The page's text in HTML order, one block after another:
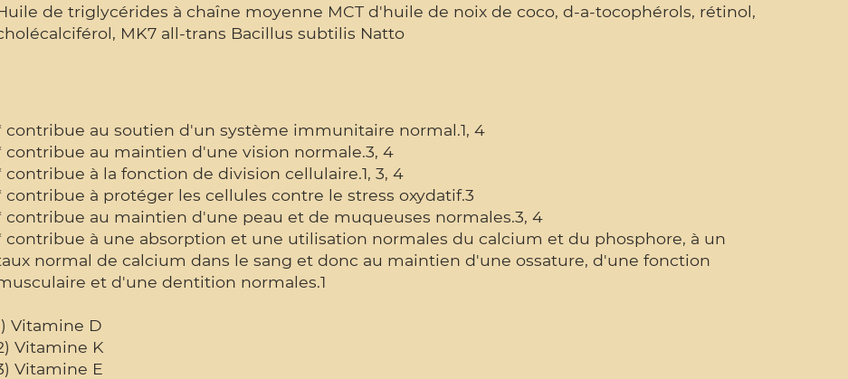
de triglycérides à chaîne moyenne MCT d'huile de noix de coco, d-a-tocophérols, rétinol,
MK7 all-trans Bacillus subtilis Natto
contribue au soutien d'un système immunitaire normal.1, 4
contribue au maintien d'une vision normale.3, 4
contribue à la fonction de division cellulaire.1, 3, 4
contribue à protéger les cellules contre le stress oxydatif.3
contribue au maintien d'une peau et de muqueuses normales.3, 4
contribue à une absorption et une utilisation normales du calcium et du phosphore, à un
normal de calcium dans le sang et donc au maintien d'une ossature, d'une fonction
et d'une dentition normales.1
Vitamine D
Vitamine K
Vitamine E